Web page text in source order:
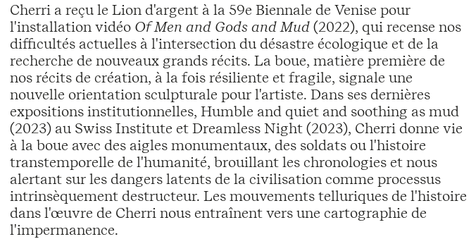
Cherri a reçu le Lion d'argent à la 59e Biennale de Venise pour
l'installation vidéo Of Men and Gods and Mud (2022), qui recense nos
difficultés actuelles à l'intersection du désastre écologique et de la
recherche de nouveaux grands récits. La boue, matière première de
nos récits de création, à la fois résiliente et fragile, signale une
nouvelle orientation sculpturale pour l'artiste. Dans ses dernières
expositions institutionnelles, Humble and quiet and soothing as mud
(2023) au Swiss Institute et Dreamless Night (2023), Cherri donne vie
à la boue avec des aigles monumentaux, des soldats ou l'histoire
transtemporelle de l'humanité, brouillant les chronologies et nous
alertant sur les dangers latents de la civilisation comme processus
intrinsèquement destructeur. Les mouvements telluriques de l'histoire
dans l'œuvre de Cherri nous entraînent vers une cartographie de
l'impermanence.